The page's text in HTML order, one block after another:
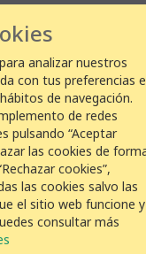
analizar nuestros
con tus preferencias
de navegación.
de redes
pulsando “Aceptar
las cookies de
cookies”,
las cookies salvo las
el sitio web funcione y
consultar más